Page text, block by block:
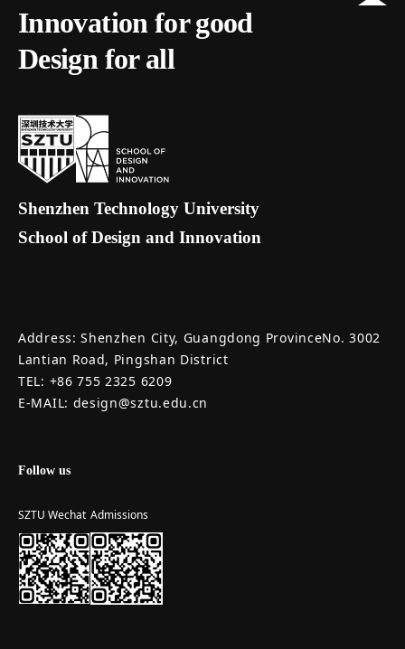
Innovation for good
Design for all
Shenzhen Technology University
School of Design and Innovation
Address: Shenzhen City, Guangdong ProvinceNo. 3002
Lantian Road, Pingshan District
TEL: +86 755 2325 6209
E-MAIL: design@sztu.edu.cn
Follow us
SZTU Wechat Admissions